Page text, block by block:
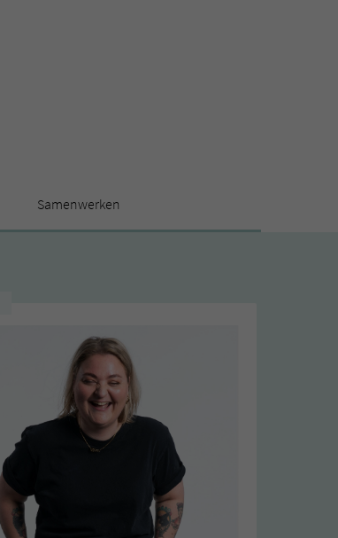
Samenwerken